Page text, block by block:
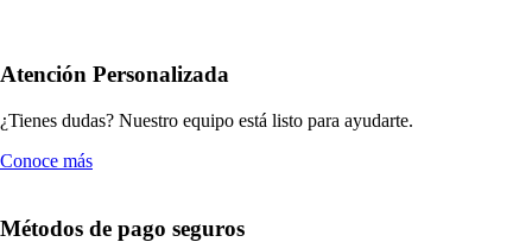
Atención Personalizada
¿Tienes dudas? Nuestro equipo está listo para ayudarte.
Conoce más
Métodos de pago seguros